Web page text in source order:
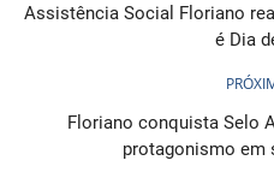
Assistência Social Floriano
é Dia
Floriano conquista Selo
protagonismo em